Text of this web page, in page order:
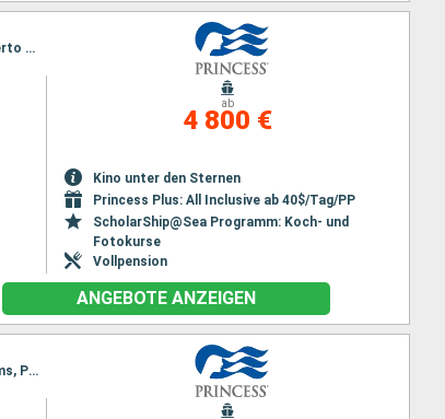
Reiseroute : Lissabon, Buenos Aires, Montevideo, Puerto Madryn, Falklandinseln, Kap Horn, Ushuaia, Puerto Williams, Punta Arenas, Puerto Montt, Santiago de Chile, San antonio Chili, Lissabon
ab
4 800 €
Kino unter den Sternen
Princess Plus: All Inclusive ab 40$/Tag/PP
ScholarShip@Sea Programm: Koch- und
Fotokurse
Vollpension
ANGEBOTE ANZEIGEN
Reiseroute : Buenos Aires, Montevideo, Puerto Madryn, Falklandinseln, Kap Horn, Ushuaia, Puerto Williams, Punta Arenas, Puerto Montt, San antonio Chili